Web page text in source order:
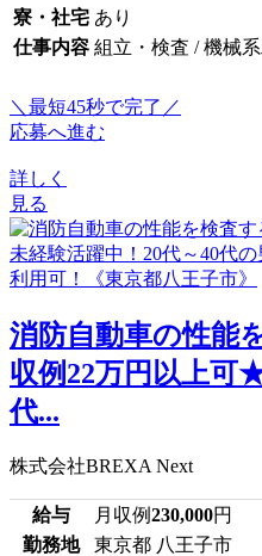
寮・社宅 あり
仕事内容 組立・検査 / 機械
＼最短45秒で完了／
応募へ進む
詳しく
見る
消防自動車の性能
収例22万円以上可
代...
株式会社BREXA Next
給与 月収例230,000円
勤務地
東京都 八王子市